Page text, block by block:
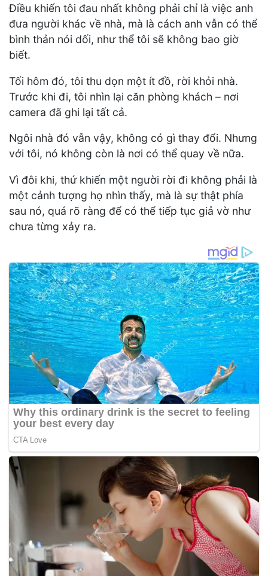
Điều khiến tôi đau nhất không phải chỉ là việc anh
đưa người khác về nhà, mà là cách anh vẫn có thể
bình thản nói dối, như thể tôi sẽ không bao giờ
biết.
Tối hôm đó, tôi thu dọn một ít đồ, rời khỏi nhà.
Trước khi đi, tôi nhìn lại căn phòng khách – nơi
camera đã ghi lại tất cả.
Ngôi nhà đó vẫn vậy, không có gì thay đổi. Nhưng
với tôi, nó không còn là nơi có thể quay về nữa.
Vì đôi khi, thứ khiến một người rời đi không phải là
một cảnh tượng họ nhìn thấy, mà là sự thật phía
sau nó, quá rõ ràng để có thể tiếp tục giả vờ như
chưa từng xảy ra.